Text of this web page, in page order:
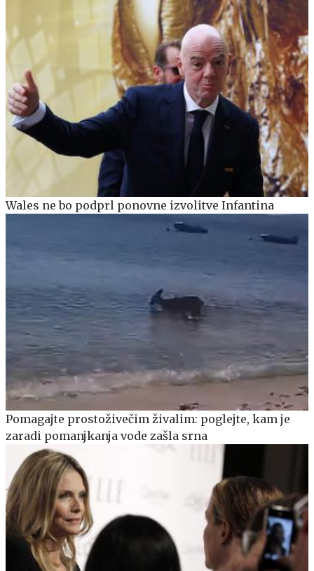
Wales ne bo podprl ponovne izvolitve Infantina
Pomagajte prostoživečim živalim: poglejte, kam je
zaradi pomanjkanja vode zašla srna